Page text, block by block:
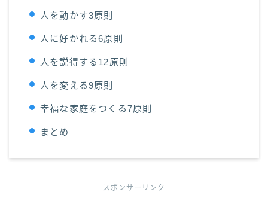
人を動かす3原則
人に好かれる6原則
人を説得する12原則
人を変える9原則
幸福な家庭をつくる7原則
まとめ
スポンサーリンク